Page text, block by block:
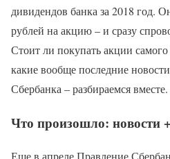
дивидендов банка за 2018 год.
рублей на акцию – и сразу
Стоит ли покупать акции
какие вообще последние
Сбербанка – разбираемся вместе.
Что произошло: новости